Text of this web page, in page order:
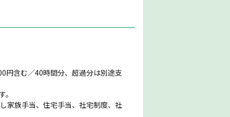
円含む／40時間分、超過分は別途支
家族手当、住宅手当、社宅制度、社